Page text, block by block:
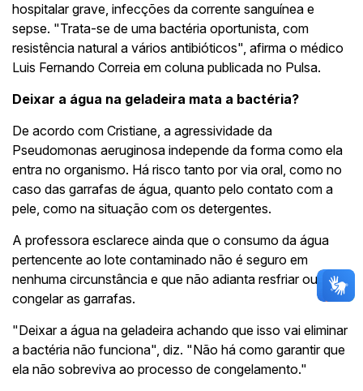
hospitalar grave, infecções da corrente sanguínea e
sepse. "Trata-se de uma bactéria oportunista, com
resistência natural a vários antibióticos", afirma o médico
Luis Fernando Correia em coluna publicada no Pulsa.
Deixar a água na geladeira mata a bactéria?
De acordo com Cristiane, a agressividade da
Pseudomonas aeruginosa independe da forma como ela
entra no organismo. Há risco tanto por via oral, como no
caso das garrafas de água, quanto pelo contato com a
pele, como na situação com os detergentes.
A professora esclarece ainda que o consumo da água
pertencente ao lote contaminado não é seguro em
nenhuma circunstância e que não adianta resfriar ou
congelar as garrafas.
"Deixar a água na geladeira achando que isso vai eliminar
a bactéria não funciona", diz. "Não há como garantir que
ela não sobreviva ao processo de congelamento."